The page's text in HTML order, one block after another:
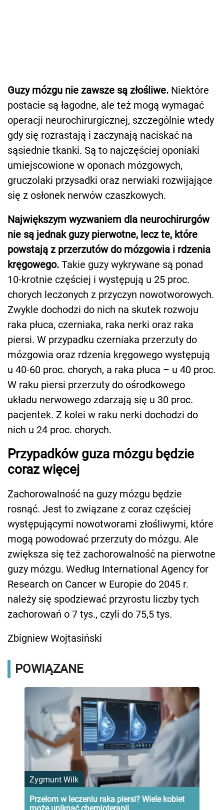
Guzy mózgu nie zawsze są złośliwe. Niektóre
postacie są łagodne, ale też mogą wymagać
operacji neurochirurgicznej, szczególnie wtedy
gdy się rozrastają i zaczynają naciskać na
sąsiednie tkanki. Są to najczęściej oponiaki
umiejscowione w oponach mózgowych,
gruczolaki przysadki oraz nerwiaki rozwijające
się z osłonek nerwów czaszkowych.
Największym wyzwaniem dla neurochirurgów
nie są jednak guzy pierwotne, lecz te, które
powstają z przerzutów do mózgowia i rdzenia
kręgowego. Takie guzy wykrywane są ponad
10-krotnie częściej i występują u 25 proc.
chorych leczonych z przyczyn nowotworowych.
Zwykle dochodzi do nich na skutek rozwoju
raka płuca, czerniaka, raka nerki oraz raka
piersi. W przypadku czerniaka przerzuty do
mózgowia oraz rdzenia kręgowego występują
u 40-60 proc. chorych, a raka płuca – u 40 proc.
W raku piersi przerzuty do ośrodkowego
układu nerwowego zdarzają się u 30 proc.
pacjentek. Z kolei w raku nerki dochodzi do
nich u 24 proc. chorych.
Przypadków guza mózgu będzie
coraz więcej
Zachorowalność na guzy mózgu będzie
rosnąć. Jest to związane z coraz częściej
występującymi nowotworami złośliwymi, które
mogą powodować przerzuty do mózgu. Ale
zwiększa się też zachorowalność na pierwotne
guzy mózgu. Według International Agency for
Research on Cancer w Europie do 2045 r.
należy się spodziewać przyrostu liczby tych
zachorowań o 7 tys., czyli do 75,5 tys.
Zbigniew Wojtasiński
POWIĄZANE
Zygmunt Wilk
Przełom w leczeniu raka piersi? Wiele kobiet